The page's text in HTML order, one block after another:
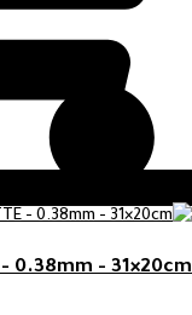
- 0.38mm - 31×20cm